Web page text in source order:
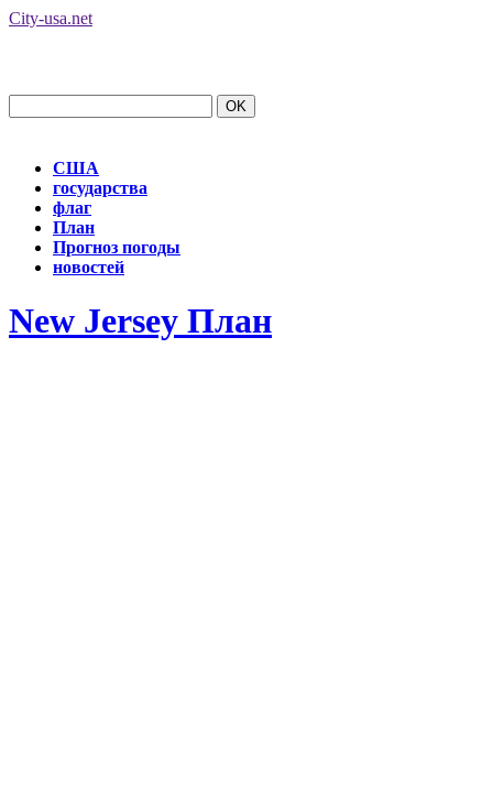
City-usa.net
США
государства
флаг
План
Прогноз погоды
новостей
New Jersey План